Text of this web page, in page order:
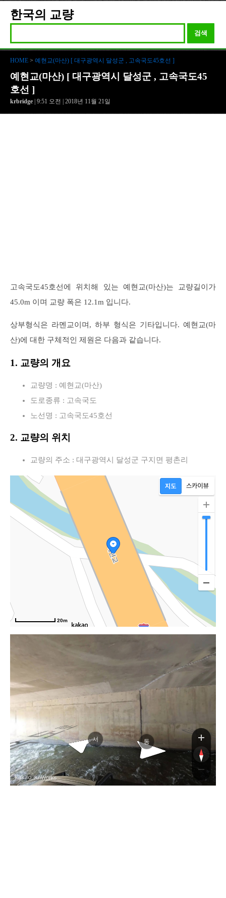
한국의 교량
검색
HOME > 예현교(마산) [ 대구광역시 달성군 , 고속국도45호선 ]
예현교(마산) [ 대구광역시 달성군 , 고속국도45
호선 ]
krbridge | 9:51 오전 | 2018년 11월 21일
고속국도45호선에 위치해 있는 예현교(마산)는 교량길이가
45.0m 이며 교량 폭은 12.1m 입니다.
상부형식은 라멘교이며, 하부 형식은 기타입니다. 예현교(마
산)에 대한 구체적인 제원은 다음과 같습니다.
1. 교량의 개요
교량명 : 예현교(마산)
도로종류 : 고속국도
노선명 : 고속국도45호선
2. 교량의 위치
교량의 주소 : 대구광역시 달성군 구지면 평촌리
20m
중부내륙고속도로
중부내륙고속도로
서 동
, KnWorks